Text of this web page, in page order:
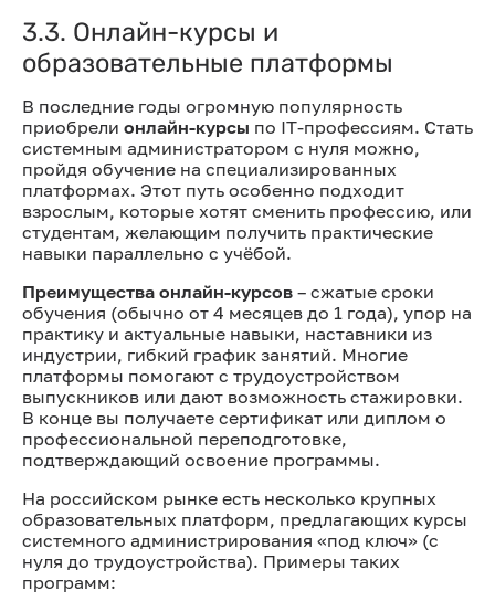
3.3. Онлайн-курсы и
образовательные платформы
В последние годы огромную популярность
приобрели онлайн-курсы по IT-профессиям. Стать
системным администратором с нуля можно,
пройдя обучение на специализированных
платформах. Этот путь особенно подходит
взрослым, которые хотят сменить профессию, или
студентам, желающим получить практические
навыки параллельно с учёбой.
Преимущества онлайн-курсов – сжатые сроки
обучения (обычно от 4 месяцев до 1 года), упор на
практику и актуальные навыки, наставники из
индустрии, гибкий график занятий. Многие
платформы помогают с трудоустройством
выпускников или дают возможность стажировки.
В конце вы получаете сертификат или диплом о
профессиональной переподготовке,
подтверждающий освоение программы.
На российском рынке есть несколько крупных
образовательных платформ, предлагающих курсы
системного администрирования «под ключ» (с
нуля до трудоустройства). Примеры таких
программ: